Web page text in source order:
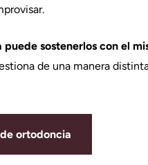
puede sostenerlos con el
de una manera
ortodoncia